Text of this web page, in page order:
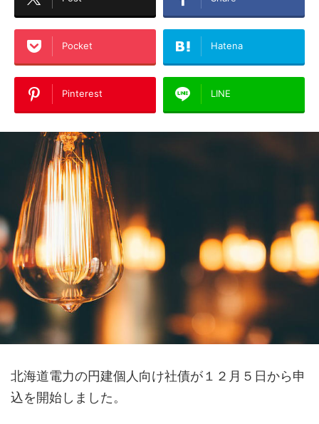
Pocket Hatena
Pinterest LINE
北海道電力の円建個人向け社債が１２月５日から申
込を開始しました。